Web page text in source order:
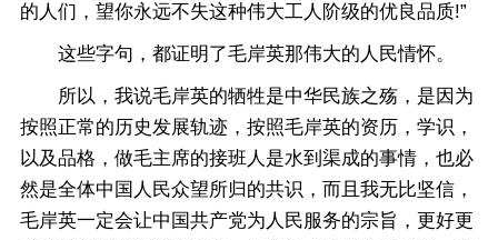
的人们，望你永远不失这种伟大工人阶级的优良品质!”
这些字句，都证明了毛岸英那伟大的人民情怀。
所以，我说毛岸英的牺牲是中华民族之殇，是因为
按照正常的历史发展轨迹，按照毛岸英的资历，学识，
以及品格，做毛主席的接班人是水到渠成的事情，也必
然是全体中国人民众望所归的共识，而且我无比坚信，
毛岸英一定会让中国共产党为人民服务的宗旨，更好更